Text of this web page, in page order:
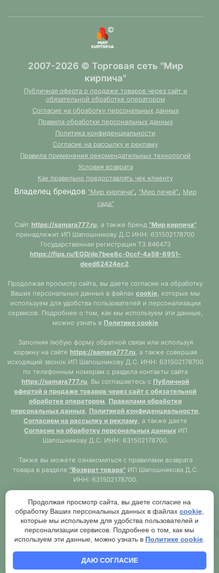
2007-2026 © Торговая сеть "Мир
кирпича"
Публичная оферта о продаже товаров через сайт и
обязательной обработке оператором
Согласие на обработку персональных данных
Правила обработки персональных данных
Политика конфиденциальности
Согласие на рассылку и рекламу
Правила применения рекомендательных технологий
Условия возврата
Как правильно предоставлять чек клиенту
Владелец брендов "Мир кирпича", "Мир печей", Мир
сада"
Сайт https://samara777.ru, а также бренд "Мир кирпича"
принадлежит ИП Шапошникову Д.С ИНН: 631502178700
Государственная регистрация ТЗ 846473
https://fips.ru/EGD/de7bee8c-0ccf-4a59-8951-
deed62424ec2.
Продолжая просмотр сайта, вы даете согласие на обработку
Ваших персональных данных в файлах cookie, которые мы
используем для удобства пользователей и персонализации
сервисов. Подробнее о том, как мы используем эти данные,
можно узнать в Политике cookie
Заполняя любую форму обратной связи или используя
корзину на сайте https://samara777.ru, а также совершая
исходящий звонок ИП Шапошникову Д.С. ИНН: 631502178700
по телефонным номерам с раздела контакты сайта
https://samara777.ru, Вы соглашаетесь с Публичной
офертой о продаже товаров через сайт с обязательной
обработке оператором, Правилами обработки
персональных данных, Политикой конфиденциальности,
Согласием на рассылку и рекламу, а также даете
Согласие на обработку персональных данныхИП
Шапошникову Д.С. ИНН: 631502178700.
Также вы можете ознакомиться с правилами возврата
товара в разделе "Возврат товара"ИП Шапошникова Д.С.
ИНН: 631502178700.
https://samara777.ruне является публичной офертой,
ВСЯ информация размещена в ознакомительных целях.
Согласно правилам описанным в разделе"Публичная
оферта"публичная оферта используется только при
обязательном оформлении заказа через Оператора сайта
чека.
Продолжая просмотр сайта, вы даете согласие на
обработку Ваших персональных данных в файлах cookie
которые мы используем для удобства пользователей и
персонализации сервисов. Подробнее о том, как мы
используем эти данные, можно узнать в Политике cookie
ДАЮ СОГЛАСИЕ